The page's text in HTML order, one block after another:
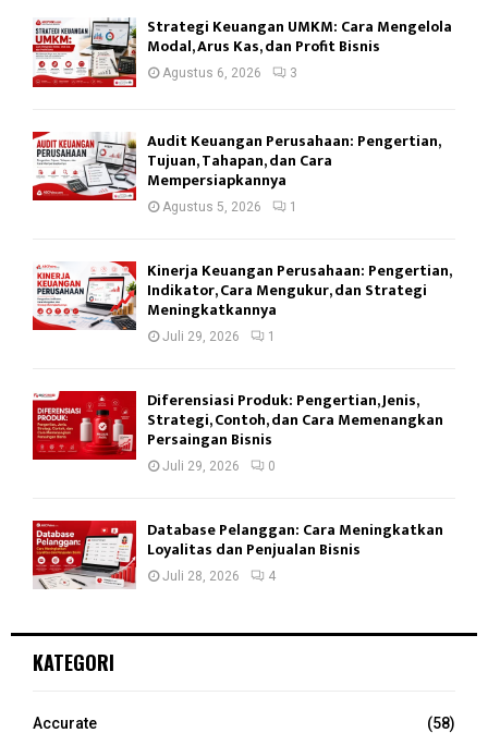
Strategi Keuangan UMKM: Cara Mengelola
Modal, Arus Kas, dan Profit Bisnis
Agustus 6, 2026 3
Audit Keuangan Perusahaan: Pengertian,
Tujuan, Tahapan, dan Cara
Mempersiapkannya
Agustus 5, 2026 1
Kinerja Keuangan Perusahaan: Pengertian,
Indikator, Cara Mengukur, dan Strategi
Meningkatkannya
Juli 29, 2026 1
Diferensiasi Produk: Pengertian, Jenis,
Strategi, Contoh, dan Cara Memenangkan
Persaingan Bisnis
Juli 29, 2026 0
Database Pelanggan: Cara Meningkatkan
Loyalitas dan Penjualan Bisnis
Juli 28, 2026 4
KATEGORI
Accurate
(58)